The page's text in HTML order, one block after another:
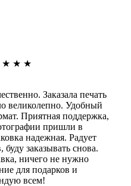
★ ★ ★
Заказала печать
великолепно. Удобный
Приятная поддержка,
пришли в
надежная. Радует
заказывать снова.
ничего не нужно
для подарков и
всем!